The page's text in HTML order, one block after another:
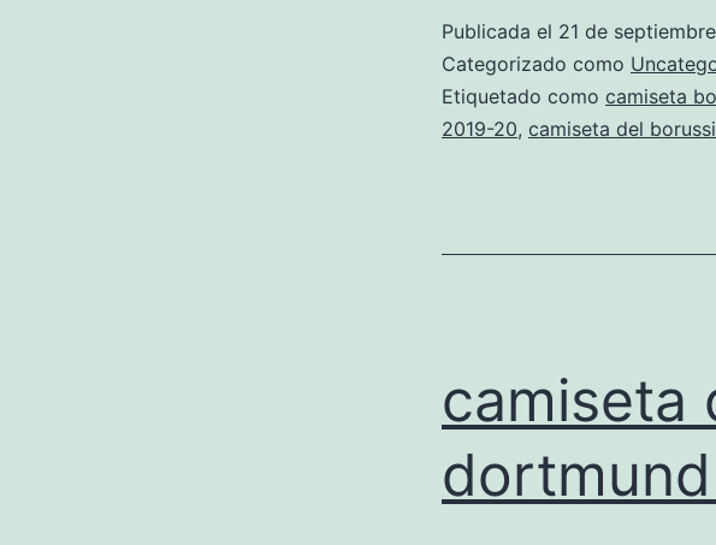
Publicada el 21 de
Categorizado como
Etiquetado como camiseta
2019-20, camiseta del
camiseta